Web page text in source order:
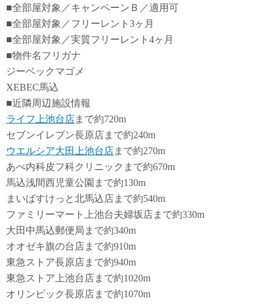
■全部屋対象／キャンペーンＢ／適用可
■全部屋対象／フリーレント3ヶ月
■全部屋対象／実質フリーレント4ヶ月
■物件名フリガナ
ジーベックマゴメ
XEBEC馬込
■近隣周辺施設情報
ライフ上池台店まで約720m
セブンイレブン長原店まで約240m
ウエルシア大田上池台店まで約270m
あべ内科皮フ科クリニックまで約670m
馬込浅間西児童公園まで約130m
まいばすけっと北馬込店まで約540m
ファミリーマート上池台夫婦坂店まで約330m
大田中馬込郵便局まで約340m
オオゼキ旗の台店まで約910m
東急ストア長原店まで約940m
東急ストア上池台店まで約1020m
オリンピック長原店まで約1070m